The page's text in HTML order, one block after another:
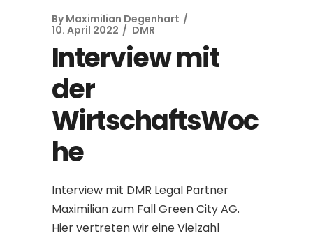
By Maximilian Degenhart
10. April 2022
DMR
Interview mit
der
WirtschaftsWoc
he
Interview mit DMR Legal Partner
Maximilian zum Fall Green City AG.
Hier vertreten wir eine Vielzahl